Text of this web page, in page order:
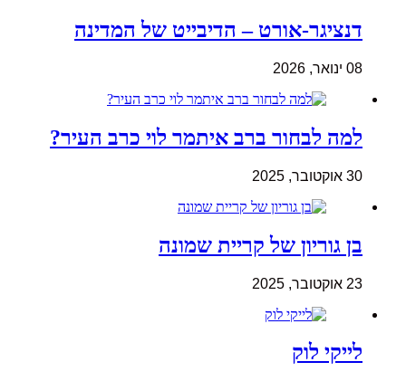
דנציגר-אורט – הדיבייט של המדינה
08 ינואר, 2026
למה לבחור ברב איתמר לוי כרב העיר?
30 אוקטובר, 2025
בן גוריון של קריית שמונה
23 אוקטובר, 2025
לייקי לוק